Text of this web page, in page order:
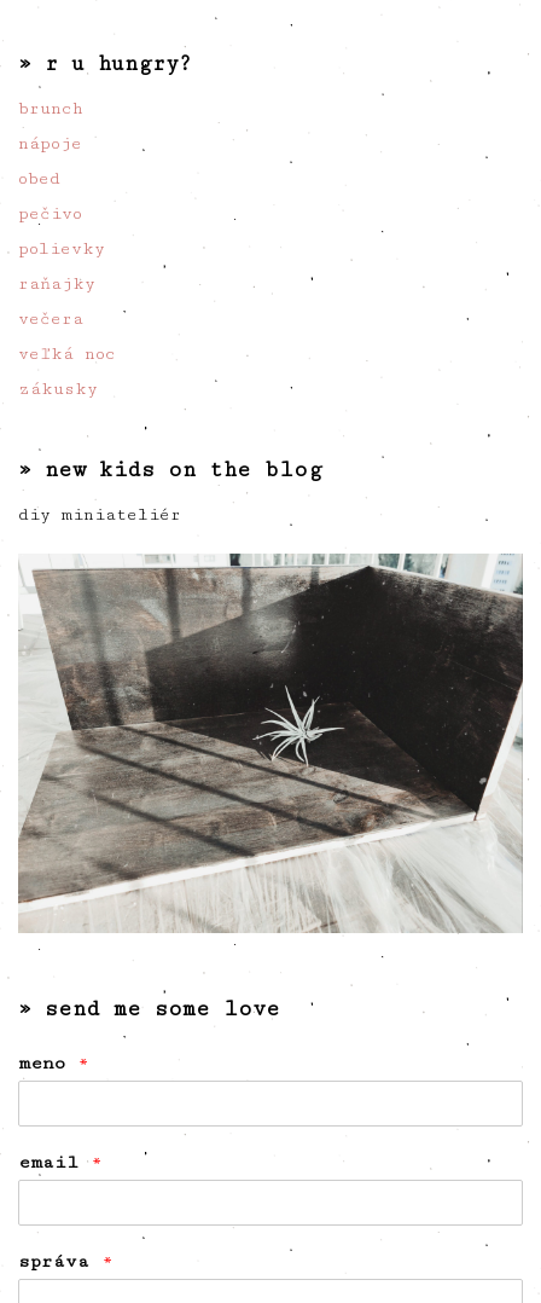
» r u hungry?
brunch
nápoje
obed
pečivo
polievky
raňajky
večera
veľká noc
zákusky
» new kids on the blog
diy miniateliér
» send me some love
meno *
email *
správa *